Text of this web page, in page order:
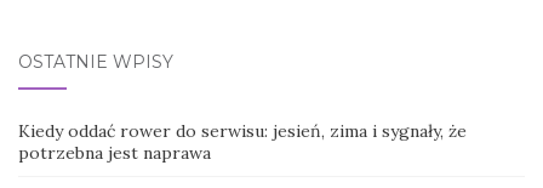
OSTATNIE WPISY
Kiedy oddać rower do serwisu: jesień, zima i sygnały, że
potrzebna jest naprawa